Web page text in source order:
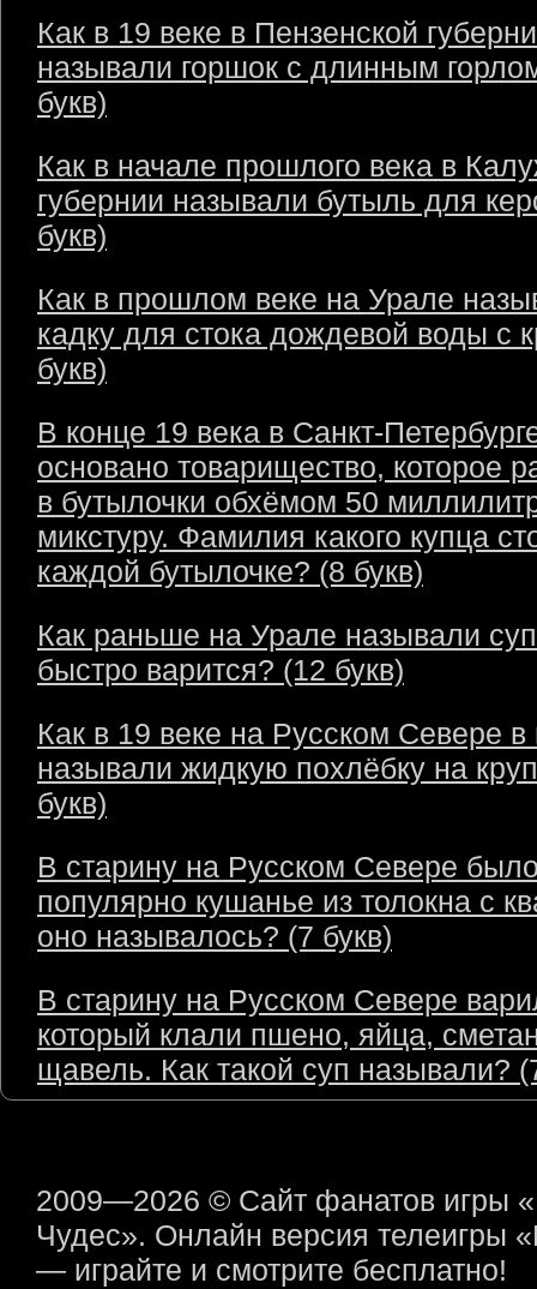
Как в 19 веке в Пензенской
называли горшок с длинным
букв)
Как в начале прошлого века в
губернии называли бутыль для
букв)
Как в прошлом веке на Урале
кадку для стока дождевой воды с
букв)
В конце 19 века в Санкт-
основано товарищество, которое
в бутылочки обхёмом 50
микстуру. Фамилия какого купца
каждой бутылочке? (8 букв)
Как раньше на Урале называли
быстро варится? (12 букв)
Как в 19 веке на Русском Севере в
называли жидкую похлёбку на
букв)
В старину на Русском Севере
популярно кушанье из толокна с
оно называлось? (7 букв)
В старину на Русском Севере
который клали пшено, яйца,
щавель. Как такой суп называли?
2009—2026 © Сайт фанатов игры
Чудес». Онлайн версия телеигры
— играйте и смотрите бесплатно!